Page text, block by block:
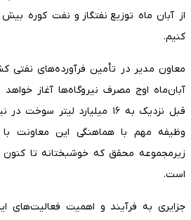
کنیم.
معاون مدیر در تأمین فرآورده‌های نفتی
آبان‌ماه اوج مصرف نیروگاه‌ها آغاز
قبل نزدیک به ۱۶ میلیارد
وظیفه مهم با هماهنگی این معاونت با
زیرمجموعه محقق که خوشبختانه تا
است.
جزایری به فرآیند و اهمیت فعالیت‌های